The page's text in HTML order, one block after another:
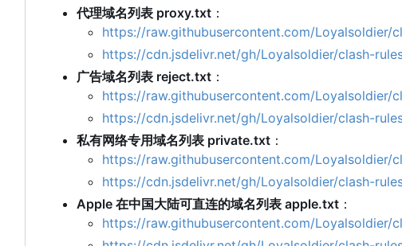
代理域名列表 proxy.txt ：
https://raw.githubusercontent.com/Loyalsoldier/
https://cdn.jsdelivr.net/gh/Loyalsoldier/clash-
广告域名列表 reject.txt ：
https://raw.githubusercontent.com/Loyalsoldier/
https://cdn.jsdelivr.net/gh/Loyalsoldier/clash-
私有网络专用域名列表 private.txt ：
https://raw.githubusercontent.com/Loyalsoldier/
https://cdn.jsdelivr.net/gh/Loyalsoldier/clash-
Apple 在中国大陆可直连的域名列表 apple.txt ：
https://raw.githubusercontent.com/Loyalsoldier/